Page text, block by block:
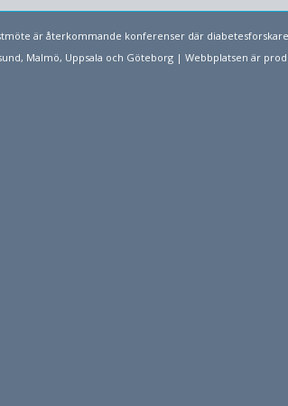
är återkommande konferenser där
Malmö, Uppsala och Göteborg | Webbplatsen är